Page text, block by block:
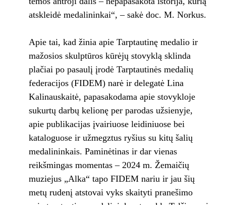
atskleidė medalininkai“, – sakė doc. M. Norkus.
Apie tai, kad žinia apie Tarptautinę medalio ir
mažosios skulptūros kūrėjų stovyklą sklinda
plačiai po pasaulį įrodė Tarptautinės medalių
federacijos (FIDEM) narė ir delegatė Lina
Kalinauskaitė, papasakodama apie stovykloje
sukurtų darbų kelionę per parodas užsienyje,
apie publikacijas įvairiuose leidiniuose bei
kataloguose ir užmegztus ryšius su kitų šalių
medalininkais. Paminėtinas ir dar vienas
reikšmingas momentas – 2024 m. Žemaičių
muziejus „Alka“ tapo FIDEM nariu ir jau šių
metų rudenį atstovai vyks skaityti pranešimo